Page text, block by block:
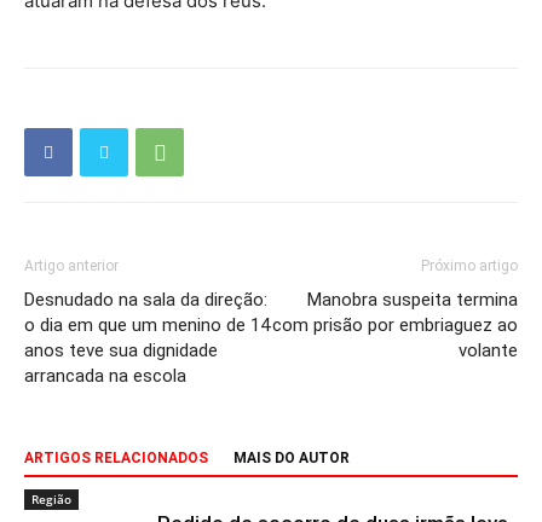
Artigo anterior
Desnudado na sala da direção:
o dia em que um menino de 14
anos teve sua dignidade
arrancada na escola
Próximo artigo
Manobra suspeita termina
com prisão por embriaguez ao
volante
ARTIGOS RELACIONADOS MAIS DO AUTOR
Região